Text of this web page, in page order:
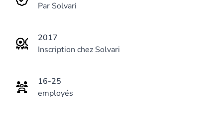
Par Solvari
2017
Inscription chez Solvari
16-25
employés